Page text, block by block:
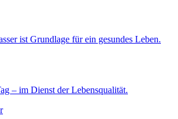
ist Grundlage für ein gesundes Leben.
– im Dienst der Lebensqualität.